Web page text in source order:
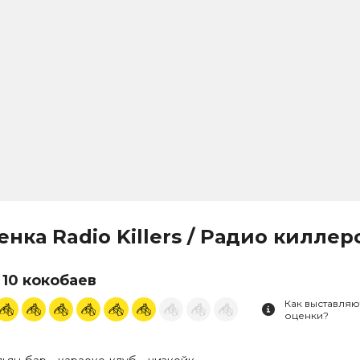
Radio Killers / Радио
кокобаев
Как
оценки?